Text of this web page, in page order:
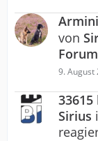
von
9. August
33615
Sirius